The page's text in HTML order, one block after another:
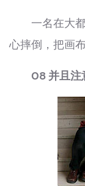
一名在大都
心摔倒，把画
08 并且注